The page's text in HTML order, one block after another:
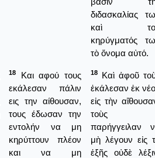
διδασκαλίας
καὶ
κηρύγματός
τὸ ὄνομα αὐτό.
18
Και αφού τους
εκάλεσαν πάλιν
εις την αίθουσαν,
τους έδωσαν την
εντολήν να μη
κηρύττουν πλέον
και να μη
18
Καὶ ἀφοῦ
ἐκάλεσαν ἐκ
εἰς τὴν
τοὺς
παρήγγειλαν
μὴ λέγουν εἰς
ἑξῆς οὐδὲ